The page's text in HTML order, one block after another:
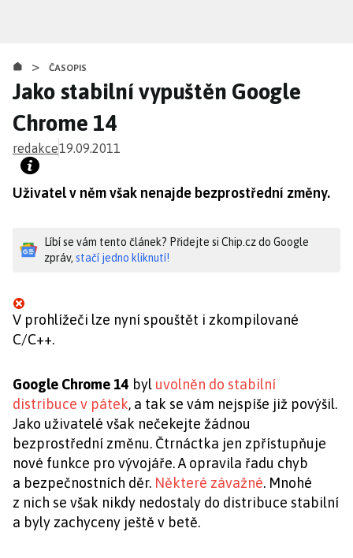
obsahu
> ČASOPIS
Jako stabilní vypuštěn Google
Chrome 14
redakce19.09.2011
Uživatel v něm však nenajde bezprostřední změny.
Líbí se vám tento článek? Přidejte si Chip.cz do Google
zpráv, stačí jedno kliknutí!
V prohlížeči lze nyní spouštět i zkompilované
C/C++.
Google Chrome 14 byl uvolněn do stabilní
distribuce v pátek, a tak se vám nejspíše již povýšil.
Jako uživatelé však nečekejte žádnou
bezprostřední změnu. Čtrnáctka jen zpřístupňuje
nové funkce pro vývojáře. A opravila řadu chyb
a bezpečnostních děr. Některé závažné. Mnohé
z nich se však nikdy nedostaly do distribuce stabilní
a byly zachyceny ještě v betě.